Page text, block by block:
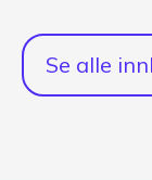
Se alle